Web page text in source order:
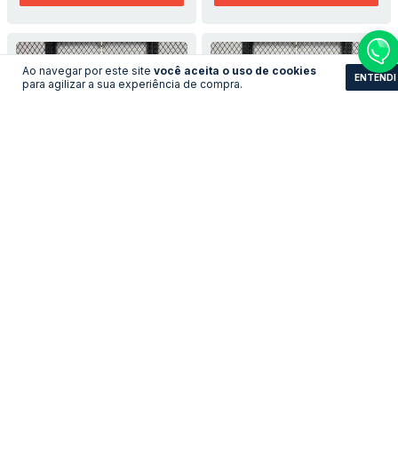
Ao navegar por este site você aceita o uso de cookies
para agilizar a sua experiência de compra.
ENTENDI